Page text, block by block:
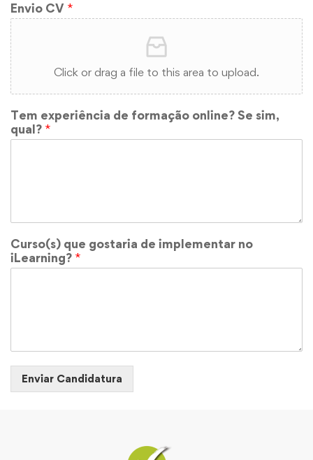
Envio CV *
Click or drag a file to this area to upload.
Tem experiência de formação online? Se sim,
qual? *
Curso(s) que gostaria de implementar no
iLearning? *
Enviar Candidatura